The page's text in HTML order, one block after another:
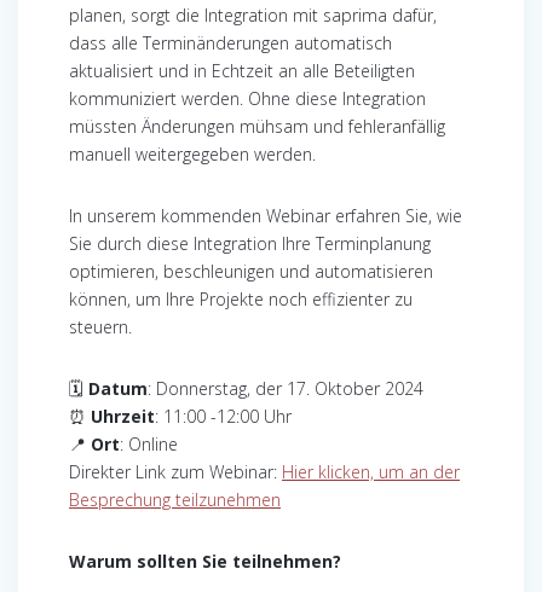
planen, sorgt die Integration mit saprima dafür,
dass alle Terminänderungen automatisch
aktualisiert und in Echtzeit an alle Beteiligten
kommuniziert werden. Ohne diese Integration
müssten Änderungen mühsam und fehleranfällig
manuell weitergegeben werden.
In unserem kommenden Webinar erfahren Sie, wie
Sie durch diese Integration Ihre Terminplanung
optimieren, beschleunigen und automatisieren
können, um Ihre Projekte noch effizienter zu
steuern.
🗓 Datum: Donnerstag, der 17. Oktober 2024
⏰ Uhrzeit: 11:00 -12:00 Uhr
📍 Ort: Online
Direkter Link zum Webinar: Hier klicken, um an der
Besprechung teilzunehmen
Warum sollten Sie teilnehmen?